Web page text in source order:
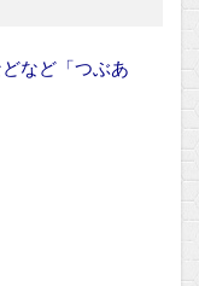
など「つぶあ